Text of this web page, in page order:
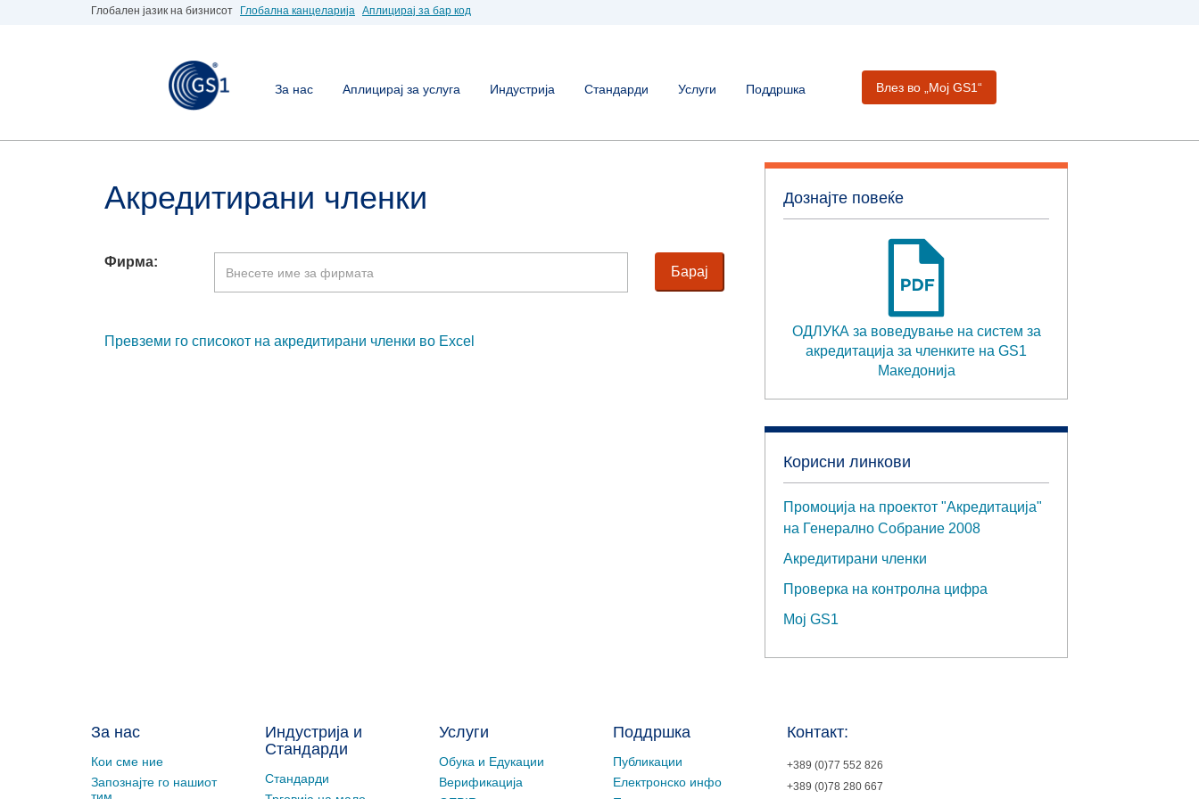
Глобален јазик на бизнисот Глобална канцеларија Аплицирај за бар код
За нас Аплицирај за услуга Индустрија Стандарди Услуги Поддршка Влез во „Moj GS1“
Акредитирани членки
Фирма:
Превземи го списокот на акредитирани членки во Excel
Дознајте повеќе
ОДЛУКА за воведување на систем за
акредитација за членките на GS1
Македонија
Корисни линкови
Промоција на проектот "Акредитација"
на Генерално Собрание 2008
Акредитирани членки
Проверка на контролна цифра
Мој GS1
За нас
Кои сме ние
Запознајте го нашиот
Индустрија и
Стандарди
Стандарди
Услуги
Обука и Едукации
Верификација
Поддршка
Публикации
Електронско инфо
Контакт:
+389 (0)77 552 826
+389 (0)78 280 667